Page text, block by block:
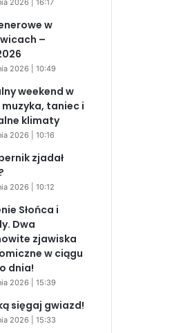
w
–
2026 | 10:49
weekend w
muzyka, taniec i
klimaty
2026 | 10:16
zjadał
2026 | 10:12
Słońca i
Dwa
zjawiska
w ciągu
dnia!
2026 | 15:39
sięgaj gwiazd!
2026 | 15:33